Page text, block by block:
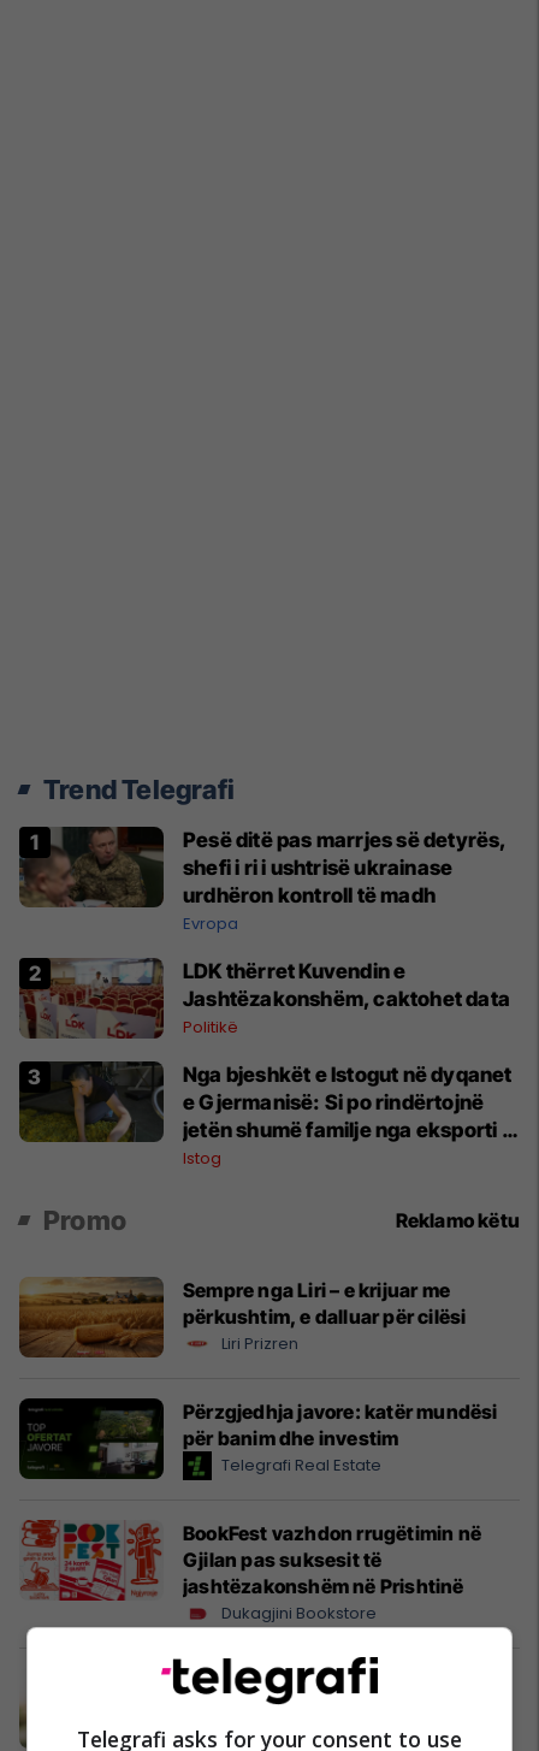
Trend Telegrafi
Pesë ditë pas marrjes së detyrës,
shefi i ri i ushtrisë ukrainase
urdhëron kontroll të madh
Evropa
LDK thërret Kuvendin e
Jashtëzakonshëm, caktohet data
Politikë
Nga bjeshkët e Istogut në dyqanet
e Gjermanisë: Si po rindërtojnë
jetën shumë familje nga eksporti i
bimëve mjekësore
Istog
Promo Reklamo këtu
Sempre nga Liri – e krijuar me
përkushtim, e dalluar për cilësi
Liri Prizren
Përzgjedhja javore: katër mundësi
për banim dhe investim
Telegrafi Real Estate
BookFest vazhdon rrugëtimin në
Gjilan pas suksesit të
jashtëzakonshëm në Prishtinë
Dukagjini Bookstore
Bëhu ekspert i Real Estate me UBT
Telegrafi asks for your consent to use